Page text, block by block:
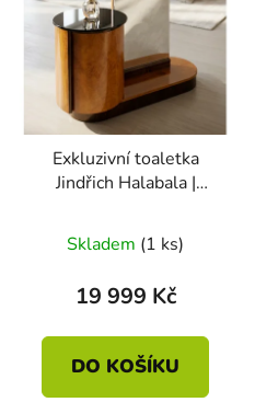
Exkluzivní toaletka
Jindřich Halabala |
odborné renovaci
Skladem (1 ks)
19 999 Kč
DO KOŠÍKU